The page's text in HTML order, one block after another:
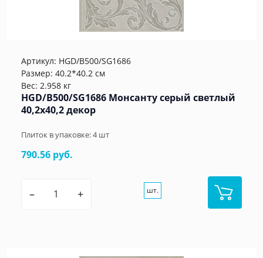
Артикул: HGD/B500/SG1686
Размер: 40.2*40.2 см
Вес: 2.958 кг
HGD/B500/SG1686 Монсанту серый светлый
40,2х40,2 декор
Плиток в упаковке:4шт
790.56 руб.
– + шт.